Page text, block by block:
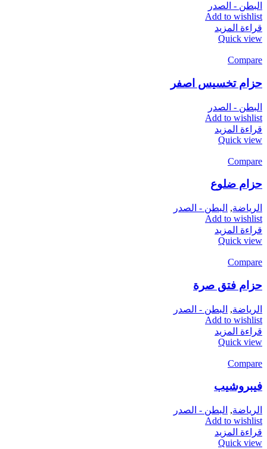
البطن - الصدر
Add to wishlist
قراءة المزيد
Quick view
Compare
حزام تخسيس اصفر
البطن - الصدر
Add to wishlist
قراءة المزيد
Quick view
Compare
حزام ضلوع
الرياضة, البطن - الصدر
Add to wishlist
قراءة المزيد
Quick view
Compare
حزام فتق صرة
الرياضة, البطن - الصدر
Add to wishlist
قراءة المزيد
Quick view
Compare
فيبروشيب
الرياضة, البطن - الصدر
Add to wishlist
قراءة المزيد
Quick view